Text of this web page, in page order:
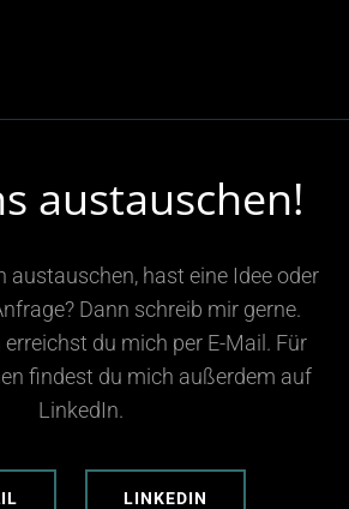
austauschen!
austauschen, hast eine Idee oder
Dann schreib mir gerne.
du mich per E-Mail. Für
findest du mich außerdem auf
LinkedIn.
LINKEDIN